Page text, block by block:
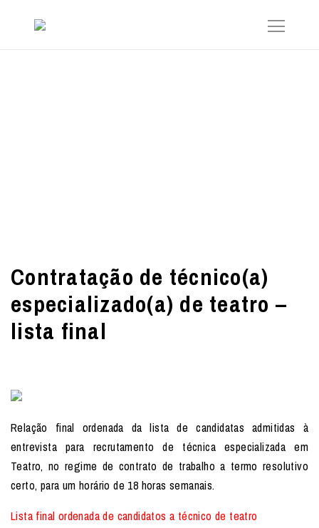
Contratação de técnico(a)
especializado(a) de teatro –
lista final
Relação final ordenada da lista de candidatas admitidas à
entrevista para recrutamento de técnica especializada em
Teatro, no regime de contrato de trabalho a termo resolutivo
certo, para um horário de 18 horas semanais.
Lista final ordenada de candidatos a técnico de teatro